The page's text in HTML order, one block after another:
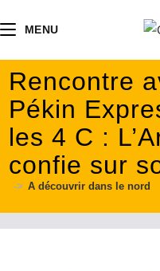
principal
MENU
Rencontre
Pékin
les 4 C :
confie sur
-> A découvrir dans le nord